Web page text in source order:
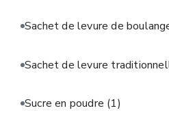
Sachet de levure de
Sachet de levure
Sucre en poudre (1)